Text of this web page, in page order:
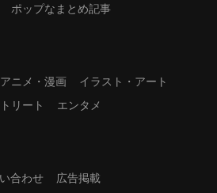
ポップなまとめ記事
アニメ・漫画
イラスト・アート
リート エンタメ
合わせ
広告掲載